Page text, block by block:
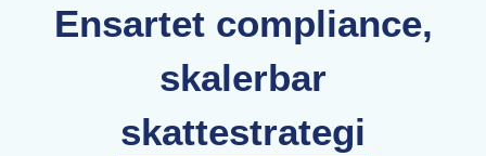
Ensartet compliance,
skalerbar
skattestrategi